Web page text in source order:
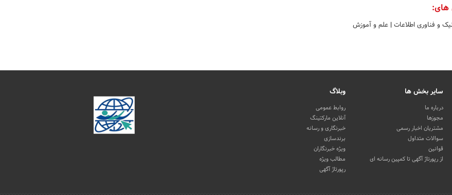
های:
و فناوری اطلاعات | علم و آموزش
سایر بخش ها
درباره ما
مجوزها
مشتریان اخبار رسمی
سوالات متداول
قوانین
از رپورتاژ آگهی تا کمپین رسانه ای
وبلاگ
روابط عمومی
آنلاین مارکتینگ
خبرنگاری و رسانه
برندسازی
ویژه خبرنگاران
مطالب ویژه
رپورتاژ آگهی